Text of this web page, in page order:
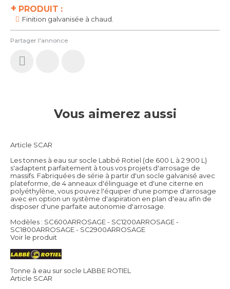
+ PRODUIT :
Finition galvanisée à chaud.
Partager l'annonce
Vous aimerez aussi
Article SCAR
Les tonnes à eau sur socle Labbé Rotiel (de 600 L à 2 900 L)
s'adaptent parfaitement à tous vos projets d'arrosage de
massifs. Fabriquées de série à partir d'un socle galvanisé avec
plateforme, de 4 anneaux d'élinguage et d'une citerne en
polyéthylène, vous pouvez l'équiper d'une pompe d'arrosage
avec en option un système d'aspiration en plan d'eau afin de
disposer d'une parfaite autonomie d'arrosage.
Modèles : SC600ARROSAGE - SC1200ARROSAGE -
SC1800ARROSAGE - SC2900ARROSAGE
Voir le produit
Tonne à eau sur socle LABBE ROTIEL
Article SCAR